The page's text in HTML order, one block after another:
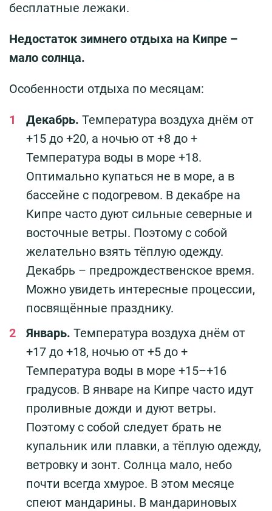
бесплатные лежаки.
Недостаток зимнего отдыха на Кипре –
мало солнца.
Особенности отдыха по месяцам:
Декабрь. Температура воздуха днём от
+15 до +20, а ночью от +8 до +
Температура воды в море +18.
Оптимально купаться не в море, а в
бассейне с подогревом. В декабре на
Кипре часто дуют сильные северные и
восточные ветры. Поэтому с собой
желательно взять тёплую одежду.
Декабрь – предрождественское время.
Можно увидеть интересные процессии,
посвящённые празднику.
Январь. Температура воздуха днём от
+17 до +18, ночью от +5 до +
Температура воды в море +15–+16
градусов. В январе на Кипре часто идут
проливные дожди и дуют ветры.
Поэтому с собой следует брать не
купальник или плавки, а тёплую одежду,
ветровку и зонт. Солнца мало, небо
почти всегда хмурое. В этом месяце
спеют мандарины. В мандариновых